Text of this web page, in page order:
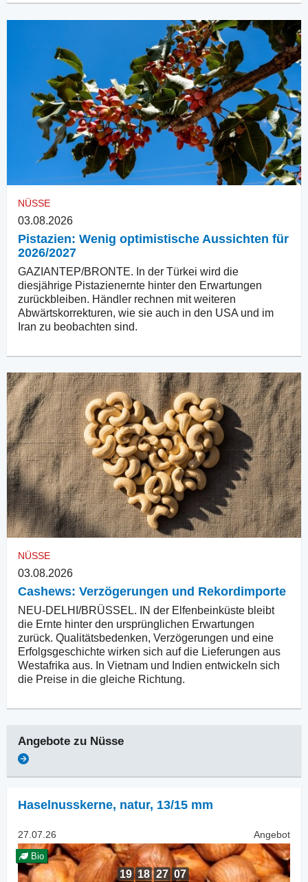
NÜSSE
03.08.2026
Pistazien: Wenig optimistische Aussichten für
2026/2027
GAZIANTEP/BRONTE. In der Türkei wird die
diesjährige Pistazienernte hinter den Erwartungen
zurückbleiben. Händler rechnen mit weiteren
Abwärtskorrekturen, wie sie auch in den USA und im
Iran zu beobachten sind.
NÜSSE
03.08.2026
Cashews: Verzögerungen und Rekordimporte
NEU-DELHI/BRÜSSEL. IN der Elfenbeinküste bleibt
die Ernte hinter den ursprünglichen Erwartungen
zurück. Qualitätsbedenken, Verzögerungen und eine
Erfolgsgeschichte wirken sich auf die Lieferungen aus
Westafrika aus. In Vietnam und Indien entwickeln sich
die Preise in die gleiche Richtung.
Angebote zu Nüsse
Haselnusskerne, natur, 13/15 mm
27.07.26 Angebot
Bio